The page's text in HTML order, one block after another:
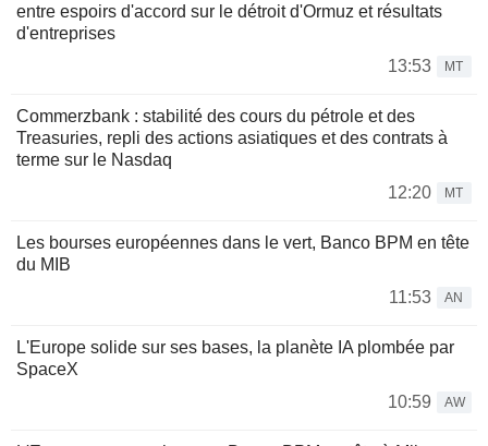
entre espoirs d'accord sur le détroit d'Ormuz et résultats
d'entreprises
13:53
MT
Commerzbank : stabilité des cours du pétrole et des
Treasuries, repli des actions asiatiques et des contrats à
terme sur le Nasdaq
12:20
MT
Les bourses européennes dans le vert, Banco BPM en tête
du MIB
11:53
AN
L'Europe solide sur ses bases, la planète IA plombée par
SpaceX
10:59
AW